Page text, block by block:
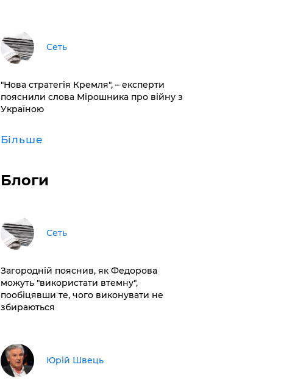
Сеть
"Нова стратегія Кремля", – експерти
пояснили слова Мірошника про війну з
Україною
Більше
Блоги
Сеть
Загородній пояснив, як Федорова
можуть "використати втемну",
пообіцявши те, чого виконувати не
збираються
Юрій Швець